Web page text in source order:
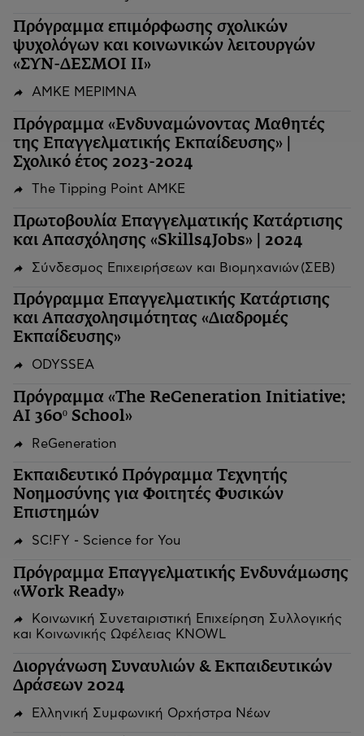
Πρόγραμμα επιμόρφωσης σχολικών
ψυχολόγων και κοινωνικών λειτουργών
«ΣΥΝ-ΔΕΣΜΟΙ ΙΙ»
ΑΜΚΕ ΜΕΡΙΜΝΑ
Πρόγραμμα «Ενδυναμώνοντας Μαθητές
της Επαγγελματικής Εκπαίδευσης» |
Σχολικό έτος 2023-2024
The Tipping Point ΑΜΚΕ
Πρωτοβουλία Επαγγελματικής Κατάρτισης
και Απασχόλησης «Skills4Jobs» | 2024
Σύνδεσμος Επιχειρήσεων και Βιομηχανιών (ΣΕΒ)
Πρόγραμμα Επαγγελματικής Κατάρτισης
και Απασχολησιμότητας «Διαδρομές
Εκπαίδευσης»
ODYSSEA
Πρόγραμμα «The ReGeneration Initiative:
AI 360º School»
ReGeneration
Εκπαιδευτικό Πρόγραμμα Τεχνητής
Νοημοσύνης για Φοιτητές Φυσικών
Επιστημών
SC!FY - Science for You
Πρόγραμμα Επαγγελματικής Ενδυνάμωσης
«Work Ready»
Κοινωνική Συνεταιριστική Επιχείρηση Συλλογικής
και Κοινωνικής Ωφέλειας KNOWL
Διοργάνωση Συναυλιών & Εκπαιδευτικών
Δράσεων 2024
Ελληνική Συμφωνική Ορχήστρα Νέων